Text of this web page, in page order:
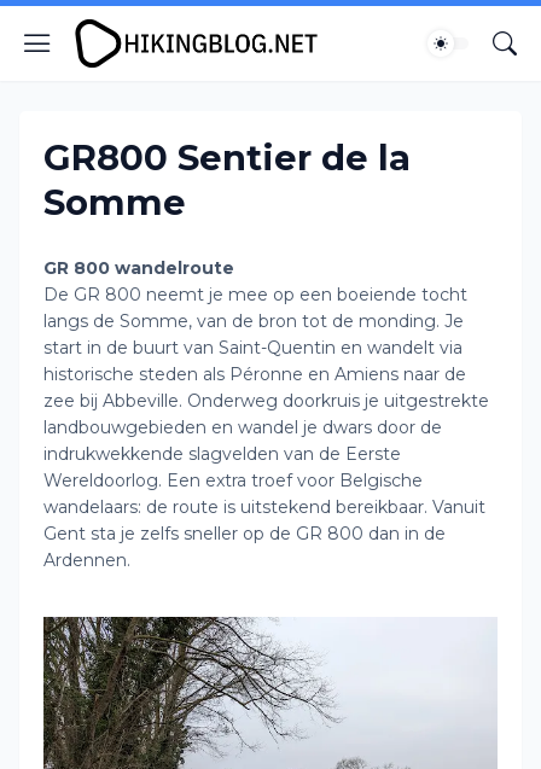
GR800 Sentier de la
Somme
GR 800 wandelroute
De GR 800 neemt je mee op een boeiende tocht
langs de Somme, van de bron tot de monding. Je
start in de buurt van Saint-Quentin en wandelt via
historische steden als Péronne en Amiens naar de
zee bij Abbeville. Onderweg doorkruis je uitgestrekte
landbouwgebieden en wandel je dwars door de
indrukwekkende slagvelden van de Eerste
Wereldoorlog. Een extra troef voor Belgische
wandelaars: de route is uitstekend bereikbaar. Vanuit
Gent sta je zelfs sneller op de GR 800 dan in de
Ardennen.